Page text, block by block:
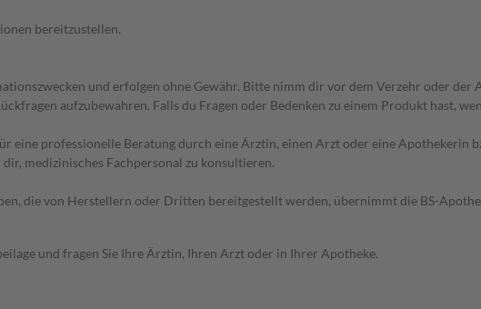
bereitzustellen.
und erfolgen ohne Gewähr. Bitte nimm dir vor dem Verzehr oder
aufzubewahren. Falls du Fragen oder Bedenken zu einem Produkt hast,
eine professionelle Beratung durch eine Ärztin, einen Arzt oder eine Apothekerin
medizinisches Fachpersonal zu konsultieren.
die von Herstellern oder Dritten bereitgestellt werden, übernimmt die BS-
und fragen Sie Ihre Ärztin, Ihren Arzt oder in Ihrer Apotheke.